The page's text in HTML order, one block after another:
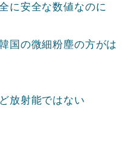
に安全な数値なのに
国の微細粉塵の方がは
放射能ではない